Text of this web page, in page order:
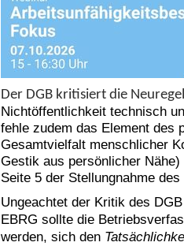
Der DGB kritisiert die
Nichtöffentlichkeit technisch
fehle zudem das Element des
Gesamtvielfalt menschlicher
Gestik aus persönlicher Nähe)
Seite 5 der Stellungnahme
Ungeachtet der Kritik des
EBRG sollte die
werden, sich den